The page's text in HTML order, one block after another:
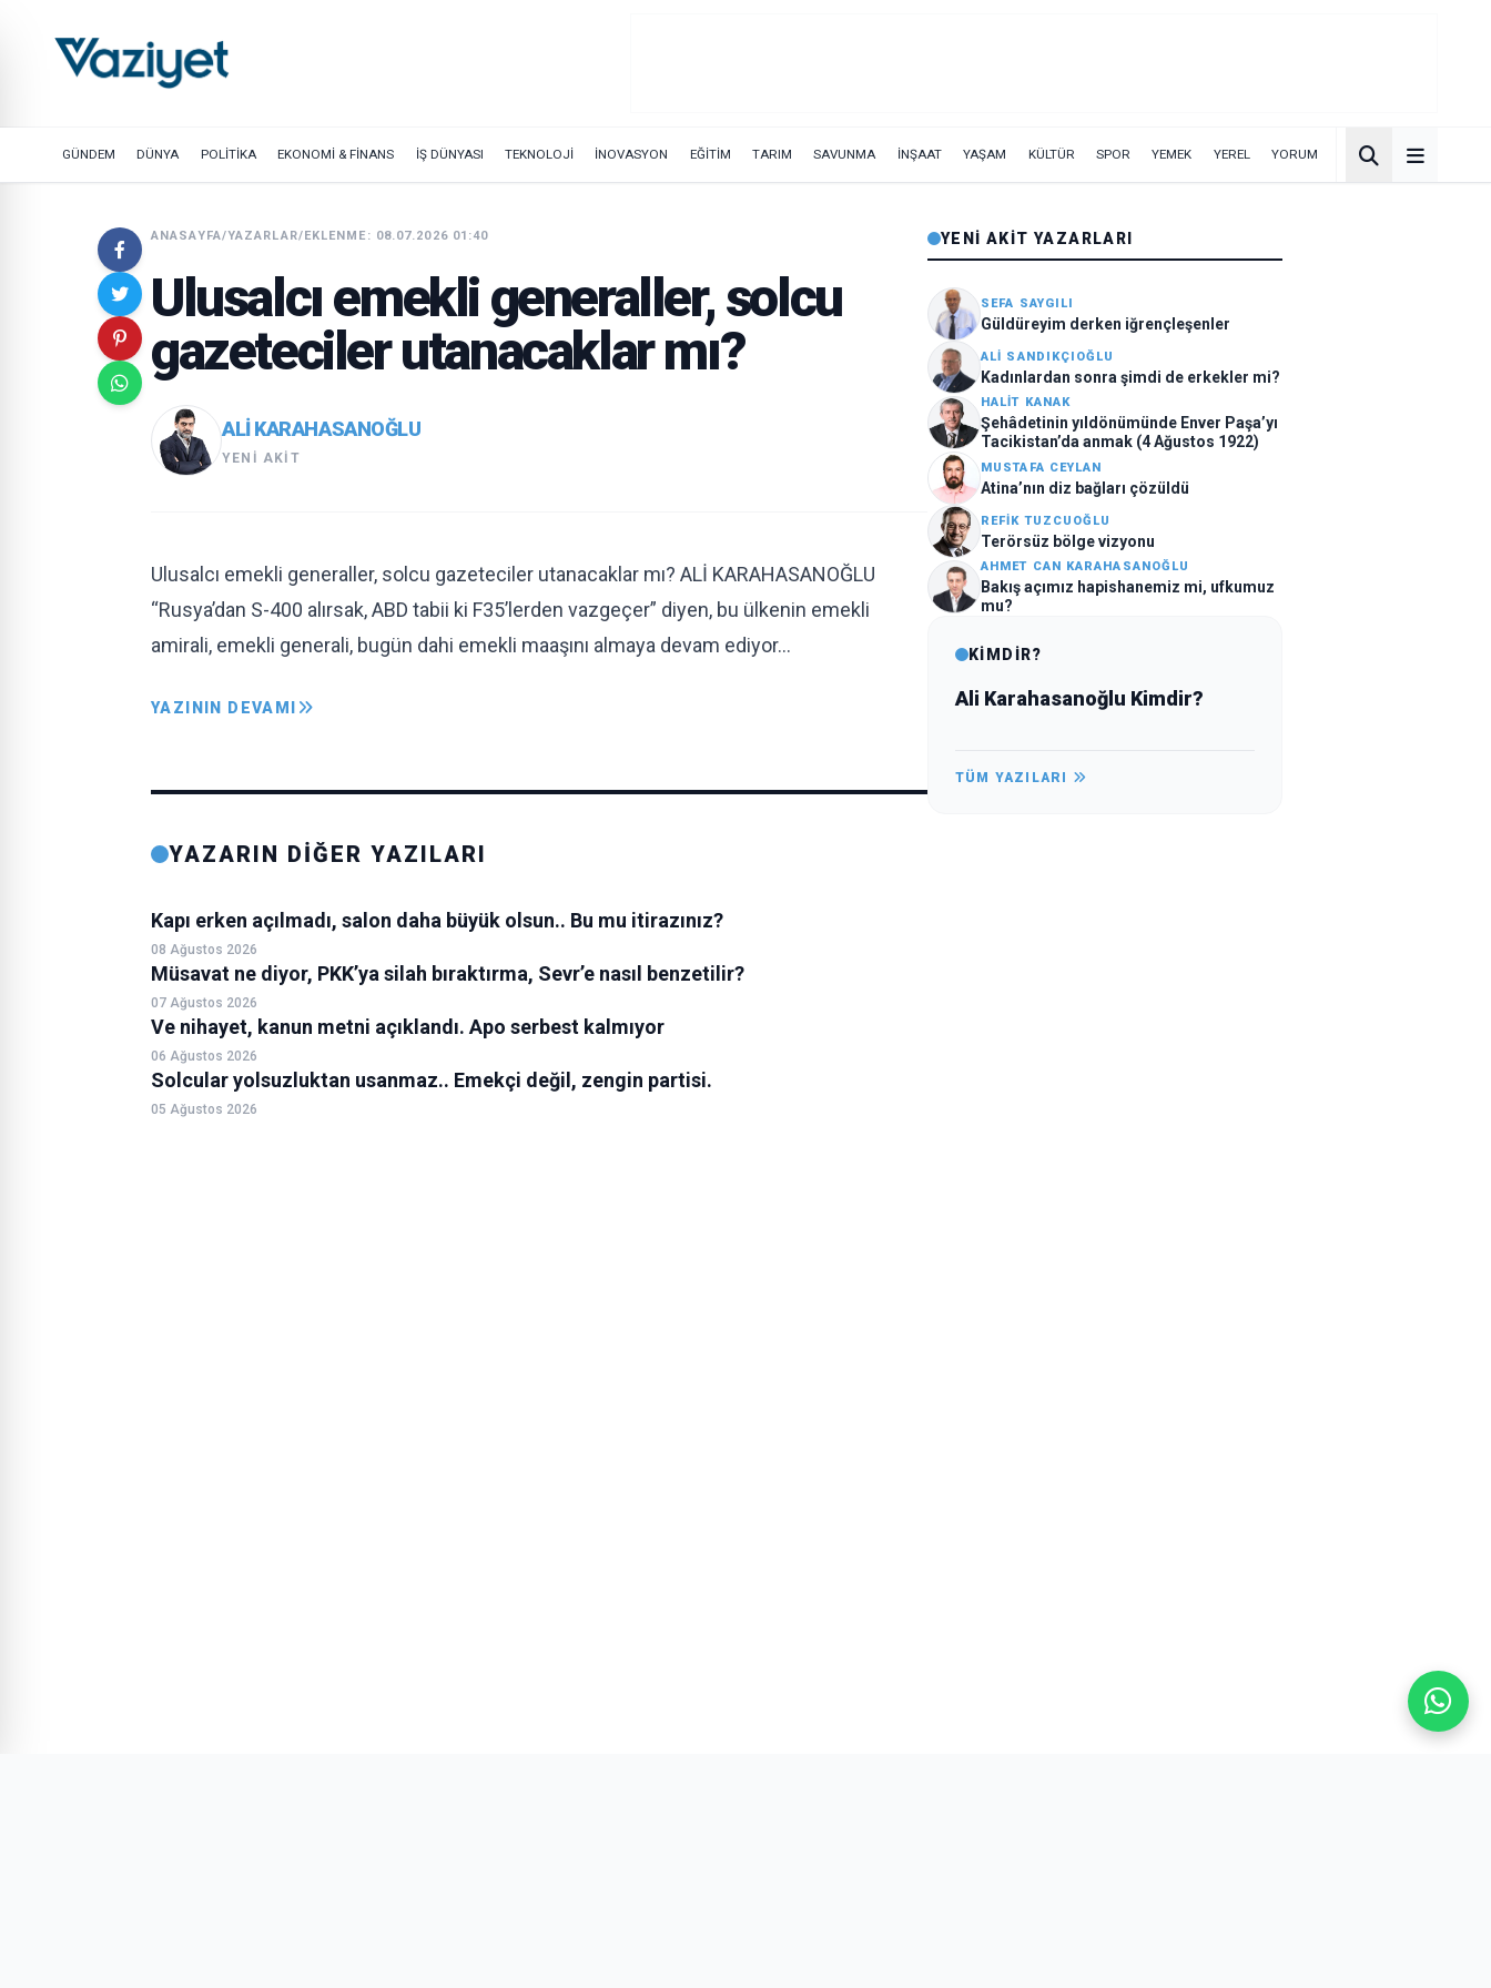
GÜNDEM DÜNYA POLİTİKA EKONOMİ & FİNANS İŞ DÜNYASI TEKNOLOJİ İNOVASYON EĞİTİM TARIM SAVUNMA İNŞAAT YAŞAM KÜLTÜR SPOR YEMEK YEREL YORUM
ANASAYFA/YAZARLAR/EKLENME: 08.07.2026 01:40
Ulusalcı emekli generaller, solcu
gazeteciler utanacaklar mı?
ALI KARAHASANOĞLU
YENI AKIT
Ulusalcı emekli generaller, solcu gazeteciler utanacaklar mı? ALİ KARAHASANOĞLU
“Rusya’dan S-400 alırsak, ABD tabii ki F35’lerden vazgeçer” diyen, bu ülkenin emekli
amirali, emekli generali, bugün dahi emekli maaşını almaya devam ediyor…
YAZININ DEVAMI
YAZARIN DİĞER YAZILARI
Kapı erken açılmadı, salon daha büyük olsun.. Bu mu itirazınız?
08 Ağustos 2026
Müsavat ne diyor, PKK’ya silah bıraktırma, Sevr’e nasıl benzetilir?
07 Ağustos 2026
Ve nihayet, kanun metni açıklandı. Apo serbest kalmıyor
06 Ağustos 2026
Solcular yolsuzluktan usanmaz.. Emekçi değil, zengin partisi.
05 Ağustos 2026
YENI AKIT YAZARLARI
SEFA SAYGILI
Güldüreyim derken iğrençleşenler
ALI SANDIKÇIOĞLU
Kadınlardan sonra şimdi de erkekler mi?
HALIT KANAK
Şehâdetinin yıldönümünde Enver Paşa’yı
Tacikistan’da anmak (4 Ağustos 1922)
MUSTAFA CEYLAN
Atina’nın diz bağları çözüldü
REFIK TUZCUOĞLU
Terörsüz bölge vizyonu
AHMET CAN KARAHASANOĞLU
Bakış açımız hapishanemiz mi, ufkumuz
mu?
KİMDİR?
Ali Karahasanoğlu Kimdir?
TÜM YAZILARI